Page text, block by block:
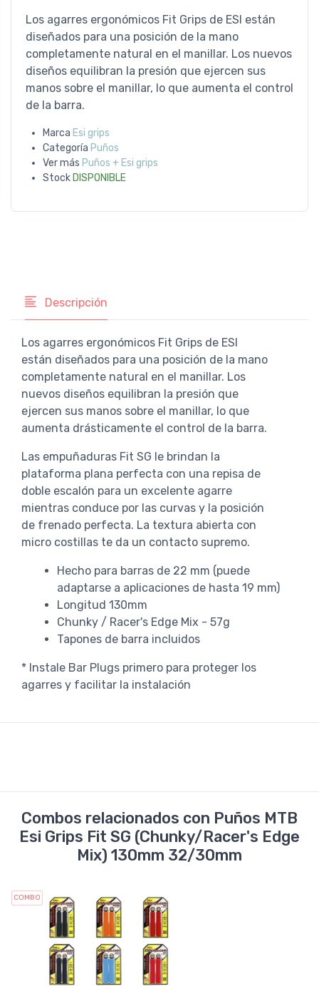
Los agarres ergonómicos Fit Grips de ESI están
diseñados para una posición de la mano
completamente natural en el manillar. Los nuevos
diseños equilibran la presión que ejercen sus
manos sobre el manillar, lo que aumenta el control
de la barra.
Marca Esi grips
Categoría Puños
Ver más Puños + Esi grips
Stock DISPONIBLE
Descripción
Los agarres ergonómicos Fit Grips de ESI
están diseñados para una posición de la mano
completamente natural en el manillar. Los
nuevos diseños equilibran la presión que
ejercen sus manos sobre el manillar, lo que
aumenta drásticamente el control de la barra.
Las empuñaduras Fit SG le brindan la
plataforma plana perfecta con una repisa de
doble escalón para un excelente agarre
mientras conduce por las curvas y la posición
de frenado perfecta. La textura abierta con
micro costillas te da un contacto supremo.
Hecho para barras de 22 mm (puede
adaptarse a aplicaciones de hasta 19 mm)
Longitud 130mm
Chunky / Racer's Edge Mix - 57g
Tapones de barra incluidos
* Instale Bar Plugs primero para proteger los
agarres y facilitar la instalación
Combos relacionados con Puños MTB
Esi Grips Fit SG (Chunky/Racer's Edge
Mix) 130mm 32/30mm
COMBO